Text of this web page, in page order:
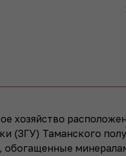
хозяйство
(ЗГУ) Таманского
обогащенные